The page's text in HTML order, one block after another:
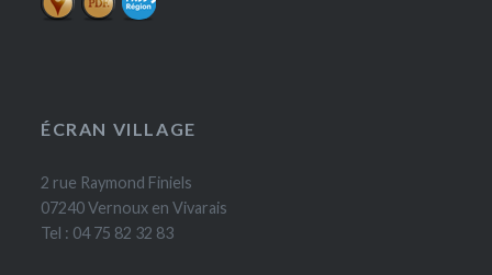
ÉCRAN VILLAGE
2 rue Raymond Finiels
07240 Vernoux en Vivarais
Tel : 04 75 82 32 83